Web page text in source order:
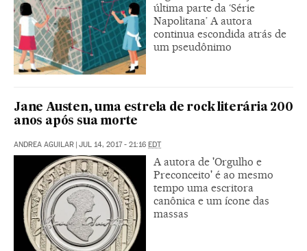
última parte da ‘Série
Napolitana’ A autora
continua escondida atrás de
um pseudônimo
Jane Austen, uma estrela de rock literária 200
anos após sua morte
ANDREA AGUILAR | JUL 14, 2017 - 21:16 EDT
A autora de 'Orgulho e
Preconceito' é ao mesmo
tempo uma escritora
canônica e um ícone das
massas